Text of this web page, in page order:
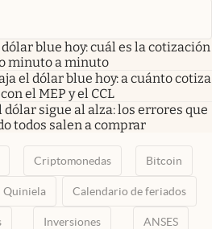
blue hoy: cuál es la cotización
minuto a minuto
el dólar blue hoy: a cuánto cotiza
el MEP y el CCL
dólar sigue al alza: los errores que
todos salen a comprar
Criptomonedas Bitcoin
Quiniela Calendario de feriados
Inversiones ANSES